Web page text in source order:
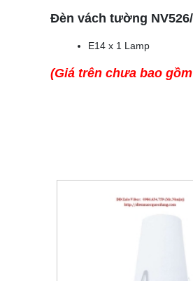
Đèn vách tường
E14 x 1 Lamp
(Giá trên chưa bao